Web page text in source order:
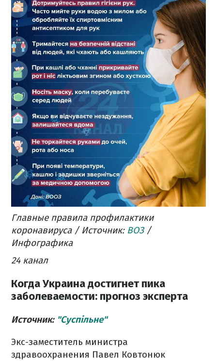
Главные правила профилактики
коронавируса / Источник: ВОЗ/
Инфографика
24 канал
Когда Украина достигнет пика
заболеваемости: прогноз эксперта
Источник: "Суспільне"
Экс-заместитель министра
здравоохранения Павел Ковтонюк